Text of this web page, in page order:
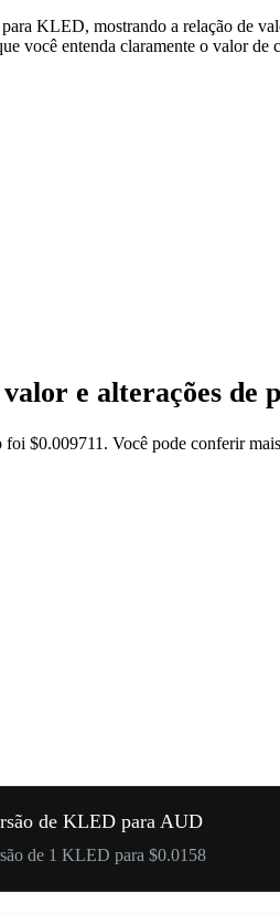
KLED, mostrando a relação de
você entenda claramente o valor de
e alterações de
$0.009711. Você pode conferir
de KLED para AUD
de 1 KLED para $0.0158